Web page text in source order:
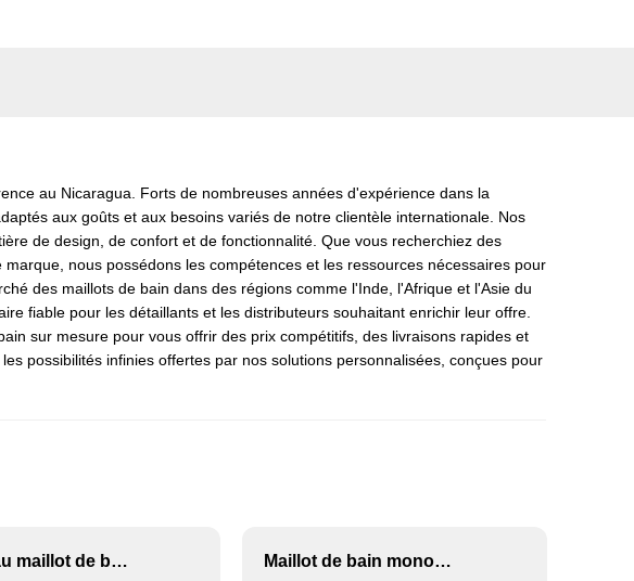
au Nicaragua. Forts de nombreuses années d'expérience dans la
aux goûts et aux besoins variés de notre clientèle internationale. Nos
de design, de confort et de fonctionnalité. Que vous recherchiez des
nous possédons les compétences et les ressources nécessaires pour
des maillots de bain dans des régions comme l'Inde, l'Afrique et l'Asie du
fiable pour les détaillants et les distributeurs souhaitant enrichir leur offre.
sur mesure pour vous offrir des prix compétitifs, des livraisons rapides et
possibilités infinies offertes par nos solutions personnalisées, conçues pour
Nouveau maillot de bain une pièce découpé par un créateur, orné d'un anneau métallique. Maillot de bain monokini texturé avec bordure contrastée personnalisée OEM